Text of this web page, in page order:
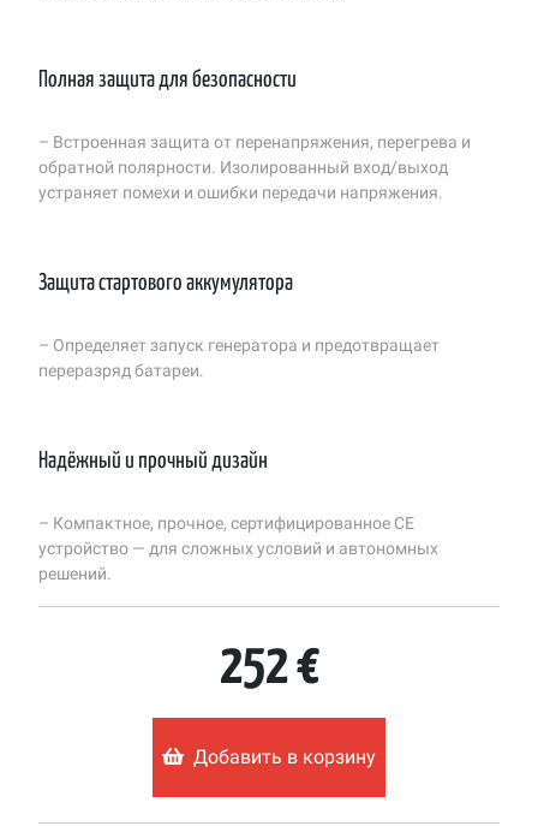
Полная защита для безопасности
– Встроенная защита от перенапряжения, перегрева и
обратной полярности. Изолированный вход/выход
устраняет помехи и ошибки передачи напряжения.
Защита стартового аккумулятора
– Определяет запуск генератора и предотвращает
переразряд батареи.
Надёжный и прочный дизайн
– Компактное, прочное, сертифицированное CE
устройство — для сложных условий и автономных
решений.
252 €
Добавить в корзину